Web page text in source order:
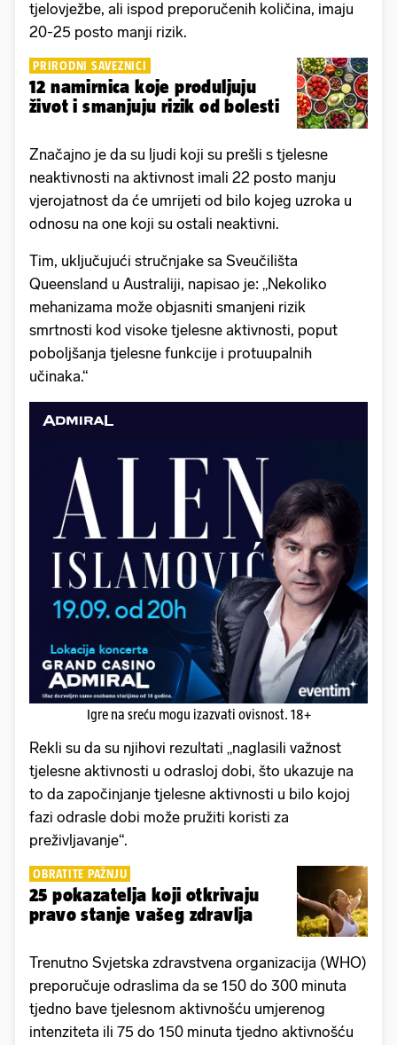
tjelovježbe, ali ispod preporučenih količina, imaju
20-25 posto manji rizik.
PRIRODNI SAVEZNICI
12 namirnica koje produljuju
život i smanjuju rizik od bolesti
Značajno je da su ljudi koji su prešli s tjelesne
neaktivnosti na aktivnost imali 22 posto manju
vjerojatnost da će umrijeti od bilo kojeg uzroka u
odnosu na one koji su ostali neaktivni.
Tim, uključujući stručnjake sa Sveučilišta
Queensland u Australiji, napisao je: „Nekoliko
mehanizama može objasniti smanjeni rizik
smrtnosti kod visoke tjelesne aktivnosti, poput
poboljšanja tjelesne funkcije i protuupalnih
učinaka.“
Igre na sreću mogu izazvati ovisnost. 18+
Rekli su da su njihovi rezultati „naglasili važnost
tjelesne aktivnosti u odrasloj dobi, što ukazuje na
to da započinjanje tjelesne aktivnosti u bilo kojoj
fazi odrasle dobi može pružiti koristi za
preživljavanje“.
OBRATITE PAŽNJU
25 pokazatelja koji otkrivaju
pravo stanje vašeg zdravlja
Trenutno Svjetska zdravstvena organizacija (WHO)
preporučuje odraslima da se 150 do 300 minuta
tjedno bave tjelesnom aktivnošću umjerenog
intenziteta ili 75 do 150 minuta tjedno aktivnošću